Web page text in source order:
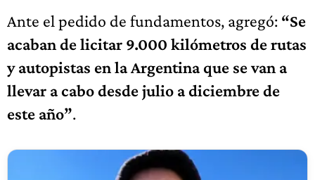
Ante el pedido de fundamentos, agregó: “Se
acaban de licitar 9.000 kilómetros de rutas
y autopistas en la Argentina que se van a
llevar a cabo desde julio a diciembre de
este año”.